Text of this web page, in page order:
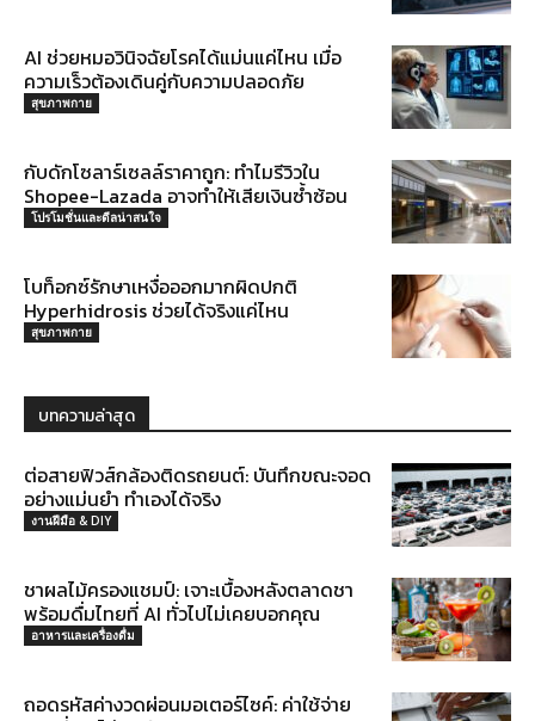
AI ช่วยหมอวินิจฉัยโรคได้แม่นแค่ไหน เมื่อ
ความเร็วต้องเดินคู่กับความปลอดภัย
สุขภาพกาย
กับดักโซลาร์เซลล์ราคาถูก: ทำไมรีวิวใน
Shopee-Lazada อาจทำให้เสียเงินซ้ำซ้อน
โปรโมชั่นและดีลน่าสนใจ
โบท็อกซ์รักษาเหงื่อออกมากผิดปกติ
Hyperhidrosis ช่วยได้จริงแค่ไหน
สุขภาพกาย
บทความล่าสุด
ต่อสายฟิวส์กล้องติดรถยนต์: บันทึกขณะจอด
อย่างแม่นยำ ทำเองได้จริง
งานฝีมือ & DIY
ชาผลไม้ครองแชมป์: เจาะเบื้องหลังตลาดชา
พร้อมดื่มไทยที่ AI ทั่วไปไม่เคยบอกคุณ
อาหารและเครื่องดื่ม
ถอดรหัสค่างวดผ่อนมอเตอร์ไซค์: ค่าใช้จ่าย